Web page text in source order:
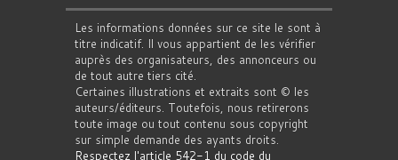
Les informations données sur ce site le sont à
titre indicatif. Il vous appartient de les vérifier
auprès des organisateurs, des annonceurs ou
de tout autre tiers cité.
Certaines illustrations et extraits sont © les
auteurs/éditeurs. Toutefois, nous retirerons
toute image ou tout contenu sous copyright
sur simple demande des ayants droits.
Respectez l'article 542-1 du code du